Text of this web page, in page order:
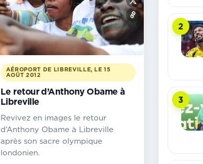
AÉROPORT DE LIBREVILLE, LE 15
AOÛT 2012
Le retour d’Anthony Obame à
Libreville
Revivez en images le retour
d’Anthony Obame à Libreville
après son sacre olympique
londonien.
2
3